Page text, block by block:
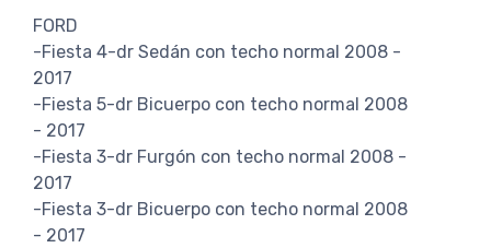
FORD
-Fiesta 4-dr Sedán con techo normal 2008 -
2017
-Fiesta 5-dr Bicuerpo con techo normal 2008
- 2017
-Fiesta 3-dr Furgón con techo normal 2008 -
2017
-Fiesta 3-dr Bicuerpo con techo normal 2008
- 2017